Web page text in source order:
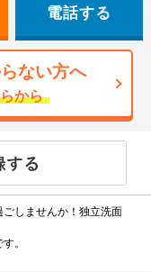
電話する
ない方へ
から
しませんか！独立洗面
。